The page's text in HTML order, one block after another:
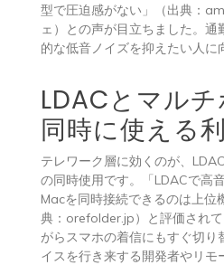
型で圧迫感がない」（出典：
ェ）との声が目立ちました。通
的な低音ノイズを抑えたい人に
LDACとマル
同時に使える
テレワーク層に効くのが、
の同時使用です。「LDACで高
Macを同時接続できるのは上位
典：orefolder.jp）と評価され
がらスマホの着信にもすぐ切り
イスを行き来する開発者やリモ